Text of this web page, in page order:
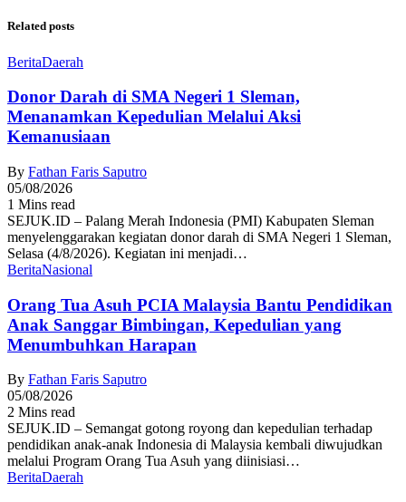
Related posts
BeritaDaerah
Donor Darah di SMA Negeri 1 Sleman,
Menanamkan Kepedulian Melalui Aksi
Kemanusiaan
By Fathan Faris Saputro
05/08/2026
1 Mins read
SEJUK.ID – Palang Merah Indonesia (PMI) Kabupaten Sleman
menyelenggarakan kegiatan donor darah di SMA Negeri 1 Sleman,
Selasa (4/8/2026). Kegiatan ini menjadi…
BeritaNasional
Orang Tua Asuh PCIA Malaysia Bantu Pendidikan
Anak Sanggar Bimbingan, Kepedulian yang
Menumbuhkan Harapan
By Fathan Faris Saputro
05/08/2026
2 Mins read
SEJUK.ID – Semangat gotong royong dan kepedulian terhadap
pendidikan anak-anak Indonesia di Malaysia kembali diwujudkan
melalui Program Orang Tua Asuh yang diinisiasi…
BeritaDaerah